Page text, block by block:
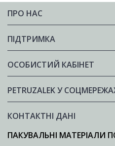
ПРО НАС
ПІДТРИМКА
ОСОБИСТИЙ КАБІНЕТ
PETRUZALEK У
КОНТАКТНІ ДАНІ
ПАКУВАЛЬНІ МАТЕРІАЛИ